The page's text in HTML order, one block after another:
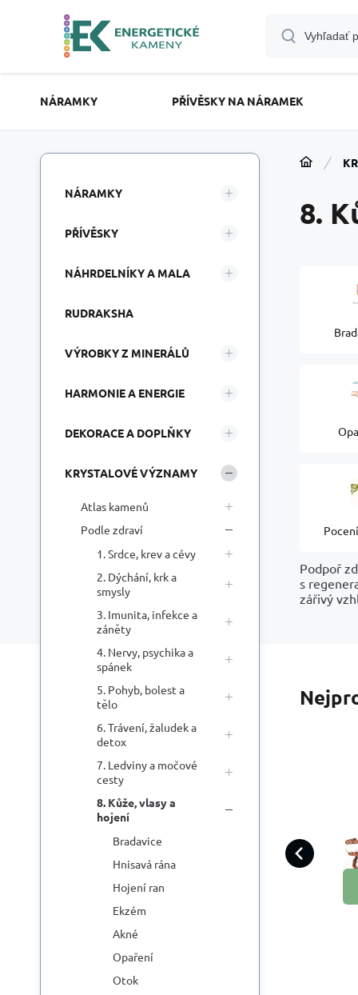
NÁRAMKY PŘÍVĚSKY NA NÁRAMEK
8.
Podpoř
s
zářivý
NÁRAMKY
PŘÍVĚSKY
NÁHRDELNÍKY A MALA
RUDRAKSHA
VÝROBKY Z MINERÁLŮ
HARMONIE A ENERGIE
DEKORACE A DOPLŇKY
KRYSTALOVÉ VÝZNAMY
Atlas kamenů
Podle zdraví
1. Srdce, krev a cévy
2. Dýchání, krk a
smysly
3. Imunita, infekce a
záněty
4. Nervy, psychika a
spánek
5. Pohyb, bolest a
tělo
6. Trávení, žaludek a
detox
7. Ledviny a močové
cesty
8. Kůže, vlasy a
hojení
Bradavice
Hnisavá rána
Hojení ran
Ekzém
Akné
Opaření
Otok